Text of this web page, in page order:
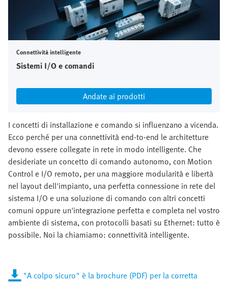
Connettività intelligente
Sistemi I/O e comandi
Andate ai prodotti
I concetti di installazione e comando si influenzano a vicenda.
Ecco perché per una connettività end-to-end le architetture
devono essere collegate in rete in modo intelligente. Che
desideriate un concetto di comando autonomo, con Motion
Control e I/O remoto, per una maggiore modularità e libertà
nel layout dell'impianto, una perfetta connessione in rete del
sistema I/O e una soluzione di comando con altri concetti
comuni oppure un'integrazione perfetta e completa nel vostro
ambiente di sistema, con protocolli basati su Ethernet: tutto è
possibile. Noi la chiamiamo: connettività intelligente.
"A colpo sicuro" è la brochure (PDF) per la corretta